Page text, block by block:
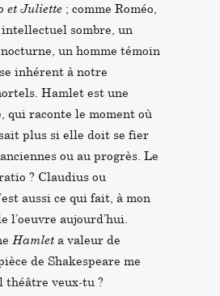
et Juliette ; comme Roméo,
sombre, un
un homme témoin
inhérent à notre
Hamlet est une
qui raconte le moment où
plus si elle doit se fier
ou au progrès. Le
? Claudius ou
aussi ce qui fait, à mon
l’oeuvre aujourd’hui.
Hamlet a valeur de
de Shakespeare me
théâtre veux-tu ?